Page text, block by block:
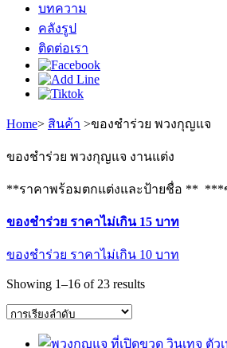
บทความ
คลังรูป
ติดต่อเรา
Home> สินค้า >ของชำร่วย พวงกุญแจ
ของชำร่วย พวงกุญแจ งานแต่ง
**ราคาพร้อมตกแต่งและป้ายชื่อ ** ***
ของชำร่วย ราคาไม่เกิน 15 บาท
ของชำร่วย ราคาไม่เกิน 10 บาท
Showing 1–16 of 23 results